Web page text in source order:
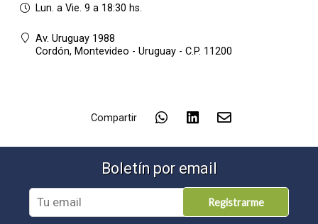
Lun. a Vie. 9 a 18:30 hs.
Av. Uruguay 1988
Cordón, Montevideo - Uruguay - C.P. 11200
Compartir
Boletín por email
Registrarme